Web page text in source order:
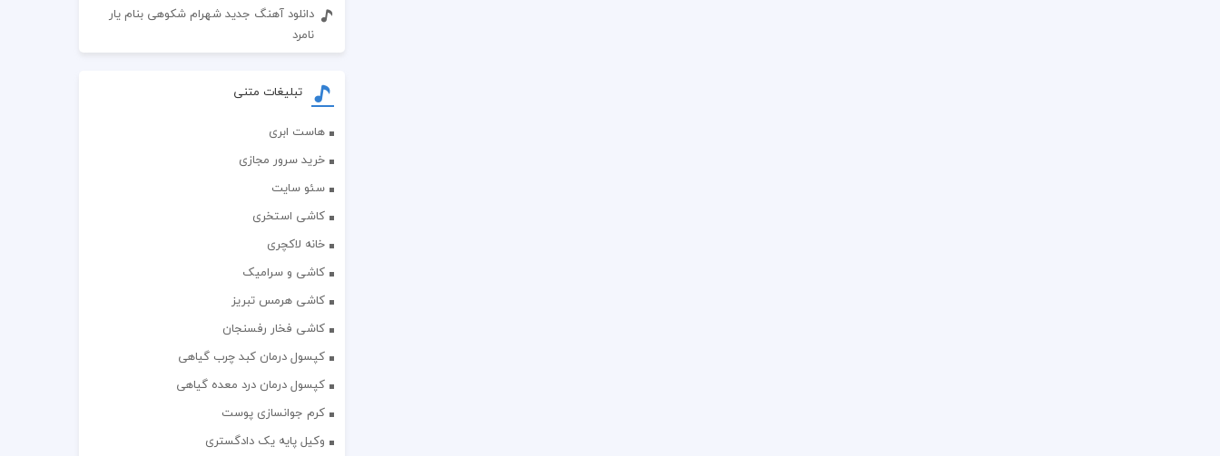
دانلود آهنگ جدید شهرام شکوهی بنام یار
نامرد
تبلیغات متنی
هاست ابری
خرید سرور مجازی
سئو سایت
کاشی استخری
خانه لاکچری
کاشی و سرامیک
کاشی هرمس تبریز
کاشی فخار رفسنجان
کپسول درمان کبد چرب گیاهی
کپسول درمان درد معده گیاهی
کرم جوانسازی پوست
وکیل پایه یک دادگستری